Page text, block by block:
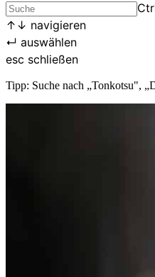
↑ ↓ navigieren
↵ auswählen
esc schließen
Tipp: Suche nach „Tonkotsu",